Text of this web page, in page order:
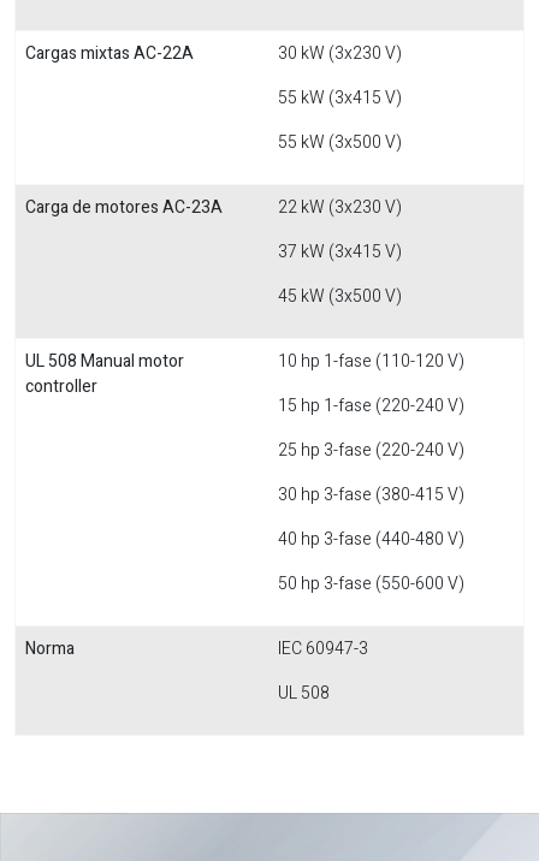
Cargas mixtas AC-22A
30 kW (3x230 V)
55 kW (3x415 V)
55 kW (3x500 V)
Carga de motores AC-23A
22 kW (3x230 V)
37 kW (3x415 V)
45 kW (3x500 V)
UL 508 Manual motor
controller
10 hp 1-fase (110-120 V)
15 hp 1-fase (220-240 V)
25 hp 3-fase (220-240 V)
30 hp 3-fase (380-415 V)
40 hp 3-fase (440-480 V)
50 hp 3-fase (550-600 V)
Norma
IEC 60947-3
UL 508